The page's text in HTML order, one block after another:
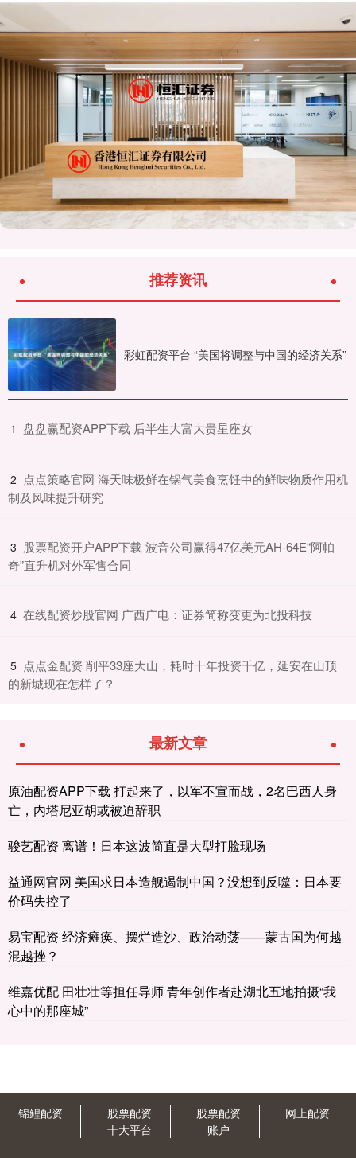
推荐资讯
彩虹配资平台 “美国将调整与中国的经济关系”
1 ​盘盘赢配资APP下载 后半生大富大贵星座女
2 ​点点策略官网 海天味极鲜在锅气美食烹饪中的鲜味物质作用机
制及风味提升研究
3 ​股票配资开户APP下载 波音公司赢得47亿美元AH-64E“阿帕
奇”直升机对外军售合同
4 ​在线配资炒股官网 广西广电：证券简称变更为北投科技
5 ​点点金配资 削平33座大山，耗时十年投资千亿，延安在山顶
的新城现在怎样了？
最新文章
原油配资APP下载 打起来了，以军不宣而战，2名巴西人身
亡，内塔尼亚胡或被迫辞职
骏艺配资 离谱！日本这波简直是大型打脸现场
益通网官网 美国求日本造舰遏制中国？没想到反噬：日本要
价码失控了
易宝配资 经济瘫痪、摆烂造沙、政治动荡——蒙古国为何越
混越挫？
维嘉优配 田壮壮等担任导师 青年创作者赴湖北五地拍摄“我
心中的那座城”
锦鲤配资
股票配资
十大平台
股票配资
账户
网上配资